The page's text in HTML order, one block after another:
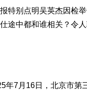
别点明吴英杰因检举
途中都和谁相关？令
7月16日，北京市第